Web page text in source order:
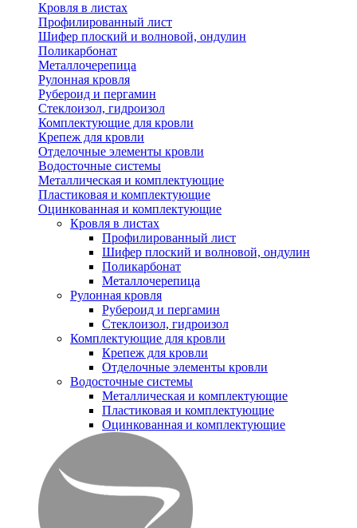
Кровля в листах
Профилированный лист
Шифер плоский и волновой, ондулин
Поликарбонат
Металлочерепица
Рулонная кровля
Рубероид и пергамин
Стеклоизол, гидроизол
Комплектующие для кровли
Крепеж для кровли
Отделочные элементы кровли
Водосточные системы
Металлическая и комплектующие
Пластиковая и комплектующие
Оцинкованная и комплектующие
Кровля в листах
Профилированный лист
Шифер плоский и волновой, ондулин
Поликарбонат
Металлочерепица
Рулонная кровля
Рубероид и пергамин
Стеклоизол, гидроизол
Комплектующие для кровли
Крепеж для кровли
Отделочные элементы кровли
Водосточные системы
Металлическая и комплектующие
Пластиковая и комплектующие
Оцинкованная и комплектующие